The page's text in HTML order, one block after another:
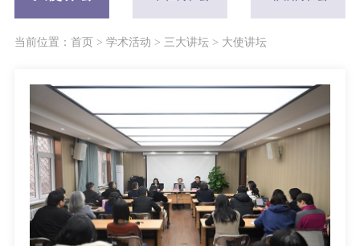
当前位置： 首页> 学术活动 > 三大讲坛> 大使讲坛